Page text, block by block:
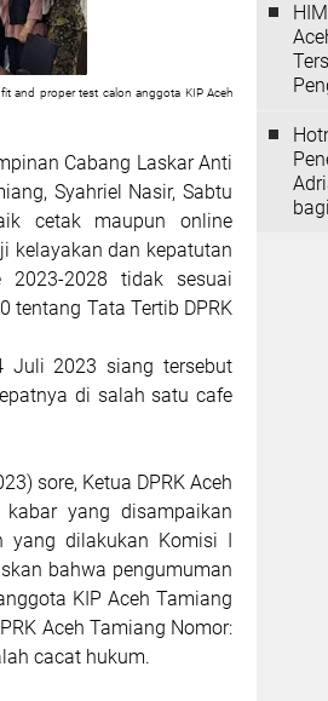
and proper test calon anggota KIP Aceh
Cabang Laskar Anti
Syahriel Nasir, Sabtu
cetak maupun online
kelayakan dan kepatutan
2023-2028 tidak sesuai
tentang Tata Tertib DPRK
Juli 2023 siang tersebut
di salah satu cafe
sore, Ketua DPRK Aceh
yang disampaikan
yang dilakukan Komisi I
bahwa pengumuman
KIP Aceh Tamiang
Aceh Tamiang Nomor:
cacat hukum.